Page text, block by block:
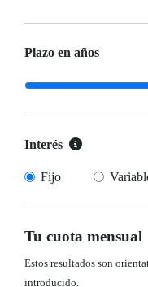
Plazo en años
Interés
Fijo
Tu cuota mensual
Estos resultados son
introducido.